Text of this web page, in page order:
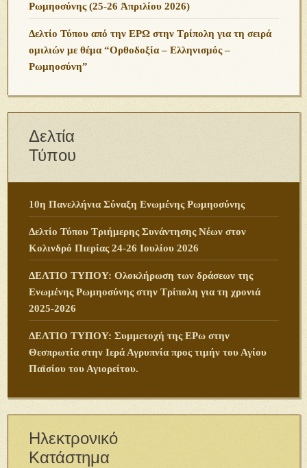
Ρωμηοσύνης (25-26 Ἀπριλίου 2026)
Δελτίο Τύπου από την ΕΡΩ στην Τρίπολη για τη σειρά
ομιλιών με θέμα “Ορθοδοξία – Ελληνισμός –
Ρωμηοσύνη”
Δελτία
Τύπου
10η Πανελλήνια Σύναξη Ενωμένης Ρωμηοσύνης
Δελτίο Τύπου Τριήμερης Συνάντησης Νέων στον
Κολινδρό Πιερίας 24-26 Ιουλίου 2026
ΔΕΛΤΙΟ ΤΥΠΟΥ: Ολοκλήρωση των δράσεων της
Ενωμένης Ρωμηοσύνης στην Τρίπολη για τη χρονιά
2025-2026
ΔΕΛΤΙΟ ΤΥΠΟΥ: Συμμετοχή της ΕΡω στην
Θεσπρωτία στην Ιερά Αγρυπνία προς τιμήν του Αγίου
Παϊσίου του Αγιορείτου.
Ηλεκτρονικό
Κατάστημα